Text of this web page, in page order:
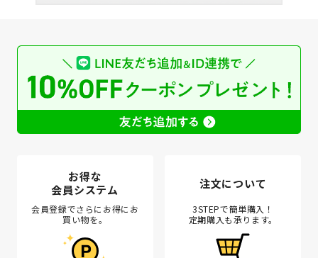
お得な
会員システム
会員登録でさらにお得にお
買い物を。
注文について
3STEPで簡単購入！
定期購入も承ります。